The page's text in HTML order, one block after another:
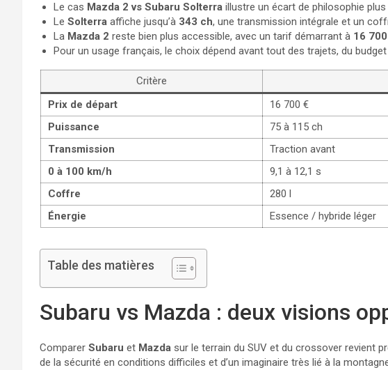
Le cas Mazda 2 vs Subaru Solterra illustre un écart de philosophie
Le Solterra affiche jusqu’à 343 ch, une transmission intégrale et un
La Mazda 2 reste bien plus accessible, avec un tarif démarrant à 16
Pour un usage français, le choix dépend avant tout des trajets, du
Critère
Prix de départ
16 700 €
Puissance
75 à 115 ch
Transmission
Traction avant
0 à 100 km/h
9,1 à 12,1 s
Coffre
280 l
Énergie
Essence / hybride léger
Table des matières
Subaru vs Mazda : deux visions
Comparer Subaru et Mazda sur le terrain du SUV et du crossover revient
de la sécurité en conditions difficiles et d’un imaginaire très lié à la